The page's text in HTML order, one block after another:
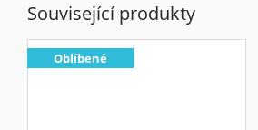
Související produkty
Oblíbené